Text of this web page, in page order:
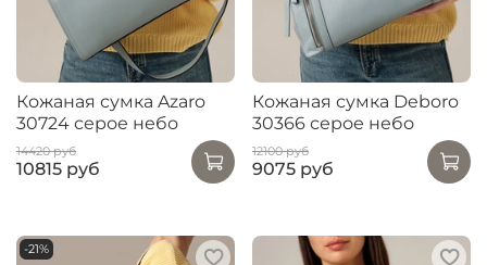
Кожаная сумка Azaro
30724 серое небо
14420 руб
10815 руб
Кожаная сумка Deboro
30366 серое небо
12100 руб
9075 руб
-21%